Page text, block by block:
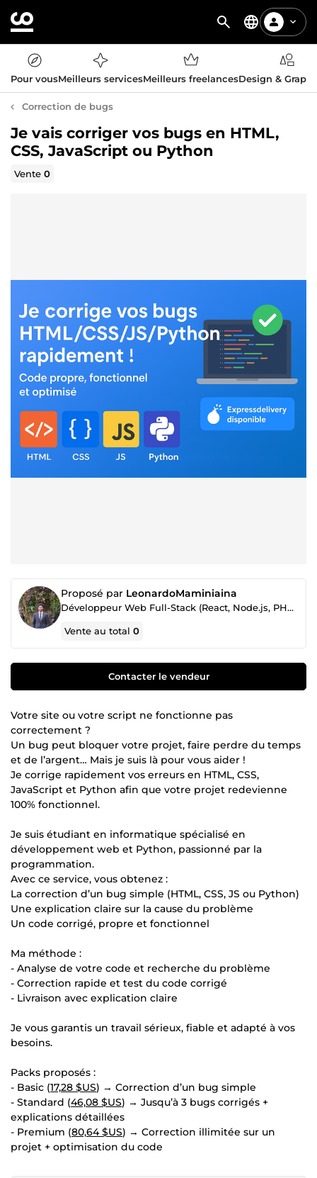
Pour vousMeilleurs servicesMeilleurs freelancesDesign &
Correction de bugs
Je vais corriger vos bugs en HTML,
CSS, JavaScript ou Python
Vente0
Proposé par LeonardoMaminiaina
Développeur Web Full-Stack (React, Node.js, PHP) - Sites & Applications
Vente au total0
Contacter le vendeur
Votre site ou votre script ne fonctionne pas
correctement ?
Un bug peut bloquer votre projet, faire perdre du temps
et de l’argent… Mais je suis là pour vous aider !
Je corrige rapidement vos erreurs en HTML, CSS,
JavaScript et Python afin que votre projet redevienne
100% fonctionnel.
Je suis étudiant en informatique spécialisé en
développement web et Python, passionné par la
programmation.
Avec ce service, vous obtenez :
La correction d’un bug simple (HTML, CSS, JS ou Python)
Une explication claire sur la cause du problème
Un code corrigé, propre et fonctionnel
Ma méthode :
- Analyse de votre code et recherche du problème
- Correction rapide et test du code corrigé
- Livraison avec explication claire
Je vous garantis un travail sérieux, fiable et adapté à vos
besoins.
Packs proposés :
- Basic (17,28 $US) → Correction d’un bug simple
- Standard (46,08 $US) → Jusqu’à 3 bugs corrigés +
explications détaillées
- Premium (80,64 $US) → Correction illimitée sur un
projet + optimisation du code